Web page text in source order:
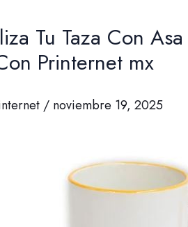
Tu Taza Con
Printernet mx
/ noviembre 19, 2025